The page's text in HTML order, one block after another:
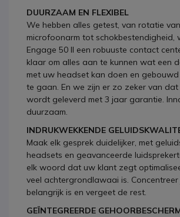
DUURZAAM EN FLEXIBEL
We hebben alles getest, van rotatie
microfoonarm tot schokbestendigheid,
Engage 50 II een robuuste contact
klaar om alles aan te kunnen wat een
met uw headset kan doen en gebouwd
te gaan. En we zijn er zo zeker van
wordt geleverd met 3 jaar garantie.
duurzaam.
INDRUKWEKKENDE
Maak elk gesprek duidelijker, met
headsets en geavanceerde
elk woord dat uw klant zegt
veel achtergrondlawaai is.
belangrijk is en vergeet de rest.
GEÏNTEGREERDE